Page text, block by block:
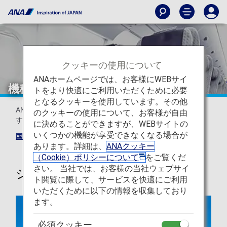
機種・シートマップ（日本国内線）
ANAの航空機とシートマップを、機種別にご覧いただけま
す。
国際線シートマップ
ジェット機
クッキーの使用について
ANAホームページでは、お客様にWEBサイ
トをより快適にご利用いただくために必要
となるクッキーを使用しています。その他
のクッキーの使用について、お客様が自由
に決めることができますが、WEBサイトの
いくつかの機能が享受できなくなる場合が
あります。詳細は、 ANAクッキー
（Cookie）ポリシーについて
をご覧くだ
さい。 当社では、お客様の当社ウェブサイ
ト閲覧に際して、サービスを快適にご利用
いただくために以下の情報を収集しており
ます。
必須クッキー